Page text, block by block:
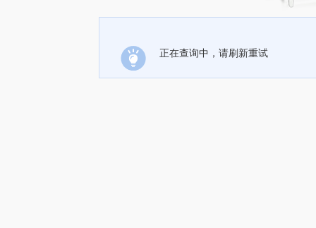
正在查询中，请刷新重试